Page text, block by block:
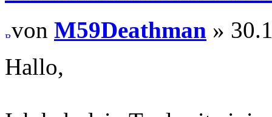
von M59Deathman »
Hallo,